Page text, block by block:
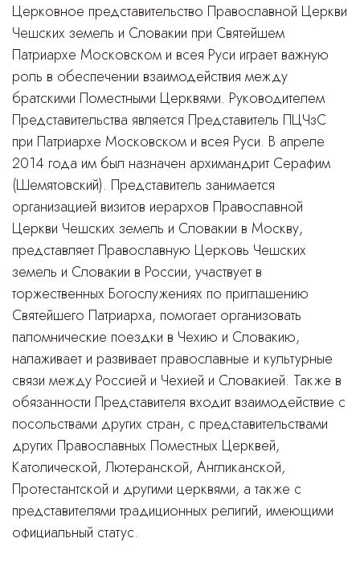
Церковное представительство Православной Церкви
Чешских земель и Словакии при Святейшем
Патриархе Московском и всея Руси играет важную
роль в обеспечении взаимодействия между
братскими Поместными Церквями. Руководителем
Представительства является Представитель ПЦЧзС
при Патриархе Московском и всея Руси. В апреле
2014 года им был назначен архимандрит Серафим
(Шемятовский). Представитель занимается
организацией визитов иерархов Православной
Церкви Чешских земель и Словакии в Москву,
представляет Православную Церковь Чешских
земель и Словакии в России, участвует в
торжественных Богослужениях по приглашению
Святейшего Патриарха, помогает организовать
паломнические поездки в Чехию и Словакию,
налаживает и развивает православные и культурные
связи между Россией и Чехией и Словакией. Также в
обязанности Представителя входит взаимодействие с
посольствами других стран, с представительствами
других Православных Поместных Церквей,
Католической, Лютеранской, Англиканской,
Протестантской и другими церквями, а также с
представителями традиционных религий, имеющими
официальный статус.